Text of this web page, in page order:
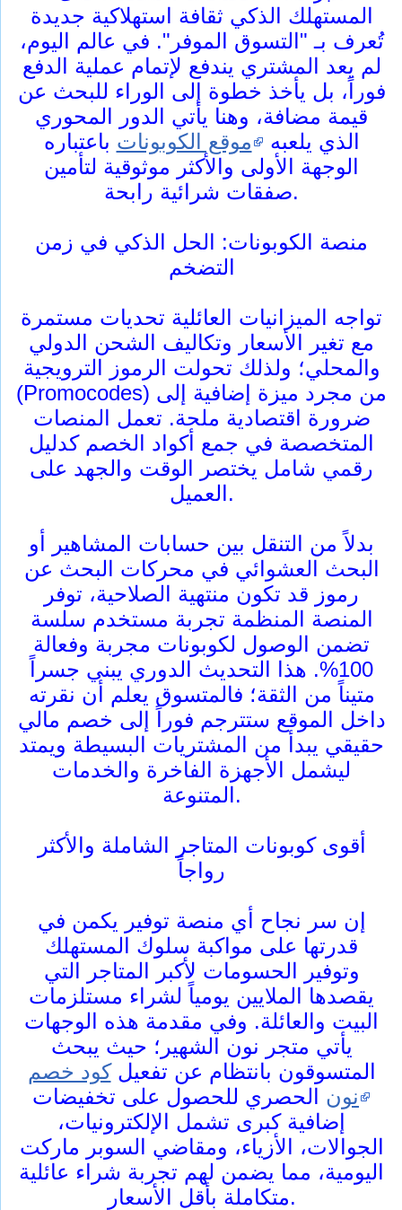
المستهلك الذكي ثقافة استهلاكية جديدة
تُعرف بـ "التسوق الموفر". في عالم اليوم،
لم يعد المشتري يندفع لإتمام عملية الدفع
فوراً، بل يأخذ خطوة إلى الوراء للبحث عن
قيمة مضافة، وهنا يأتي الدور المحوري
الذي يلعبه
موقع الكوبونات باعتباره
الوجهة الأولى والأكثر موثوقية لتأمين
صفقات شرائية رابحة.
منصة الكوبونات: الحل الذكي في زمن
التضخم
تواجه الميزانيات العائلية تحديات مستمرة
مع تغير الأسعار وتكاليف الشحن الدولي
والمحلي؛ ولذلك تحولت الرموز الترويجية
(Promocodes) من مجرد ميزة إضافية إلى
ضرورة اقتصادية ملحة. تعمل المنصات
المتخصصة في جمع أكواد الخصم كدليل
رقمي شامل يختصر الوقت والجهد على
العميل.
بدلاً من التنقل بين حسابات المشاهير أو
البحث العشوائي في محركات البحث عن
رموز قد تكون منتهية الصلاحية، توفر
المنصة المنظمة تجربة مستخدم سلسة
تضمن الوصول لكوبونات مجربة وفعالة
100%. هذا التحديث الدوري يبني جسراً
متيناً من الثقة؛ فالمتسوق يعلم أن نقرته
داخل الموقع ستترجم فوراً إلى خصم مالي
حقيقي يبدأ من المشتريات البسيطة ويمتد
ليشمل الأجهزة الفاخرة والخدمات
المتنوعة.
أقوى كوبونات المتاجر الشاملة والأكثر
رواجاً
إن سر نجاح أي منصة توفير يكمن في
قدرتها على مواكبة سلوك المستهلك
وتوفير الحسومات لأكبر المتاجر التي
يقصدها الملايين يومياً لشراء مستلزمات
البيت والعائلة. وفي مقدمة هذه الوجهات
يأتي متجر نون الشهير؛ حيث يبحث
المتسوقون بانتظام عن تفعيلكود خصم
نون الحصري للحصول على تخفيضات
إضافية كبرى تشمل الإلكترونيات،
الجوالات، الأزياء، ومقاضي السوبر ماركت
اليومية، مما يضمن لهم تجربة شراء عائلية
متكاملة بأقل الأسعار.